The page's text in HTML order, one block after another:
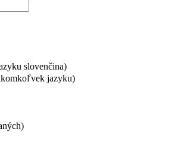
slovenčina)
jazyku)